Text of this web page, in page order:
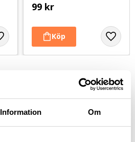
Information Om
99 kr